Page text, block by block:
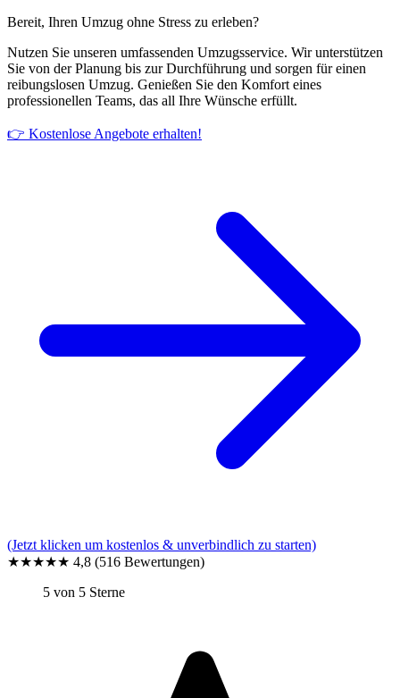
Bereit, Ihren Umzug ohne Stress zu erleben?
Nutzen Sie unseren umfassenden Umzugsservice. Wir unterstützen
Sie von der Planung bis zur Durchführung und sorgen für einen
reibungslosen Umzug. Genießen Sie den Komfort eines
professionellen Teams, das all Ihre Wünsche erfüllt.
👉 Kostenlose Angebote erhalten!
(Jetzt klicken um kostenlos & unverbindlich zu starten)
★★★★★ 4,8 (516 Bewertungen)
5 von 5 Sterne